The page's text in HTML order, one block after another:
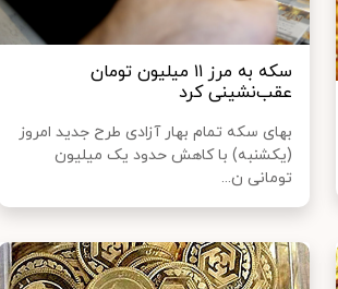
سکه به مرز ۱۱ میلیون تومان
عقب‌نشینی کرد
بهای سکه تمام بهار آزادی طرح جدید امروز
(یکشنبه) با کاهش حدود یک میلیون
تومانی ن...